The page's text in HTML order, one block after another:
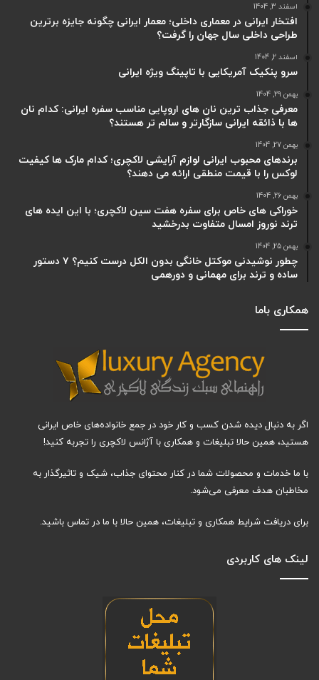
اسفند 3, 1404
افتخار ایرانی در معماری داخلی؛ معمار ایرانی چگونه جایزه برترین
طراحی داخلی سال جهان را گرفت؟
اسفند 2, 1404
سرو پنکیک آمریکایی با تاپینگ ویژه ایرانی
بهمن 29, 1404
معرفی جذاب ترین نان های اروپایی مناسب سفره ایرانی: کدام نان
ها با ذائقه ایرانی سازگارتر و سالم تر هستند؟
بهمن 27, 1404
برندهای محبوب ایرانی لوازم آرایشی لاکچری؛ کدام مارک ها کیفیت
لوکس را با قیمت منطقی ارائه می دهند؟
بهمن 26, 1404
خوراکی های خاص برای سفره هفت سین لاکچری؛ با این ایده های
ترند نوروز امسال متفاوت بدرخشید
بهمن 25, 1404
چطور نوشیدنی موکتل خانگی بدون الکل درست کنیم؟ ۷ دستور
ساده و ترند برای مهمانی و دورهمی
همکاری باما
اگر به دنبال دیده شدن کسب و کار خود در جمع خانواده‌های خاص ایرانی
هستید، همین حالا تبلیغات و همکاری با آژانس لاکچری را تجربه کنید!
با ما خدمات و محصولات شما در کنار محتوای جذاب، شیک و تاثیرگذار به
مخاطبان هدف معرفی می‌شود.
برای دریافت شرایط همکاری و تبلیغات، همین حالا با ما در تماس باشید.
لینک های کاربردی